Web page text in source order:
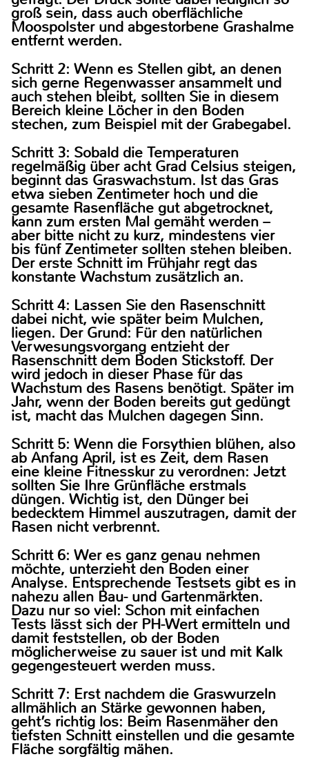
groß sein, dass auch oberflächliche
Moospolster und abgestorbene Grashalme
entfernt werden.
Schritt 2: Wenn es Stellen gibt, an denen
sich gerne Regenwasser ansammelt und
auch stehen bleibt, sollten Sie in diesem
Bereich kleine Löcher in den Boden
stechen, zum Beispiel mit der Grabegabel.
Schritt 3: Sobald die Temperaturen
regelmäßig über acht Grad Celsius steigen,
beginnt das Graswachstum. Ist das Gras
etwa sieben Zentimeter hoch und die
gesamte Rasenfläche gut abgetrocknet,
kann zum ersten Mal gemäht werden –
aber bitte nicht zu kurz, mindestens vier
bis fünf Zentimeter sollten stehen bleiben.
Der erste Schnitt im Frühjahr regt das
konstante Wachstum zusätzlich an.
Schritt 4: Lassen Sie den Rasenschnitt
dabei nicht, wie später beim Mulchen,
liegen. Der Grund: Für den natürlichen
Verwesungsvorgang entzieht der
Rasenschnitt dem Boden Stickstoff. Der
wird jedoch in dieser Phase für das
Wachstum des Rasens benötigt. Später im
Jahr, wenn der Boden bereits gut gedüngt
ist, macht das Mulchen dagegen Sinn.
Schritt 5: Wenn die Forsythien blühen, also
ab Anfang April, ist es Zeit, dem Rasen
eine kleine Fitnesskur zu verordnen: Jetzt
sollten Sie Ihre Grünfläche erstmals
düngen. Wichtig ist, den Dünger bei
bedecktem Himmel auszutragen, damit der
Rasen nicht verbrennt.
Schritt 6: Wer es ganz genau nehmen
möchte, unterzieht den Boden einer
Analyse. Entsprechende Testsets gibt es in
nahezu allen Bau- und Gartenmärkten.
Dazu nur so viel: Schon mit einfachen
Tests lässt sich der PH-Wert ermitteln und
damit feststellen, ob der Boden
möglicherweise zu sauer ist und mit Kalk
gegengesteuert werden muss.
Schritt 7: Erst nachdem die Graswurzeln
allmählich an Stärke gewonnen haben,
geht’s richtig los: Beim Rasenmäher den
tiefsten Schnitt einstellen und die gesamte
Fläche sorgfältig mähen.